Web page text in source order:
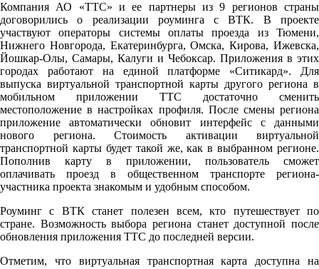
Компания АО «ТТС» и ее партнеры из 9 регионов страны
договорились о реализации роуминга с ВТК. В проекте
участвуют операторы системы оплаты проезда из Тюмени,
Нижнего Новгорода, Екатеринбурга, Омска, Кирова, Ижевска,
Йошкар-Олы, Самары, Калуги и Чебоксар. Приложения в этих
городах работают на единой платформе «Ситикард». Для
выпуска виртуальной транспортной карты другого региона в
мобильном приложении ТТС достаточно сменить
местоположение в настройках профиля. После смены региона
приложение автоматически обновит интерфейс с данными
нового региона. Стоимость активации виртуальной
транспортной карты будет такой же, как в выбранном регионе.
Пополнив карту в приложении, пользователь сможет
оплачивать проезд в общественном транспорте региона-
участника проекта знакомым и удобным способом.
Роуминг с ВТК станет полезен всем, кто путешествует по
стране. Возможность выбора региона станет доступной после
обновления приложения ТТС до последней версии.
Отметим, что виртуальная транспортная карта доступна на